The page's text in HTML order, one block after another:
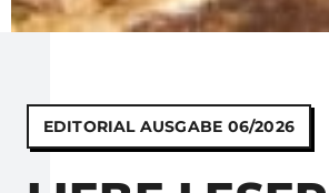
EDITORIAL AUSGABE 06/2026